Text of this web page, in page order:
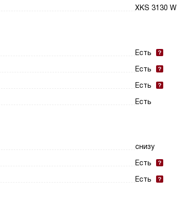
XKS 3130 W
Есть
Есть
Есть
Есть
снизу
Есть
Есть